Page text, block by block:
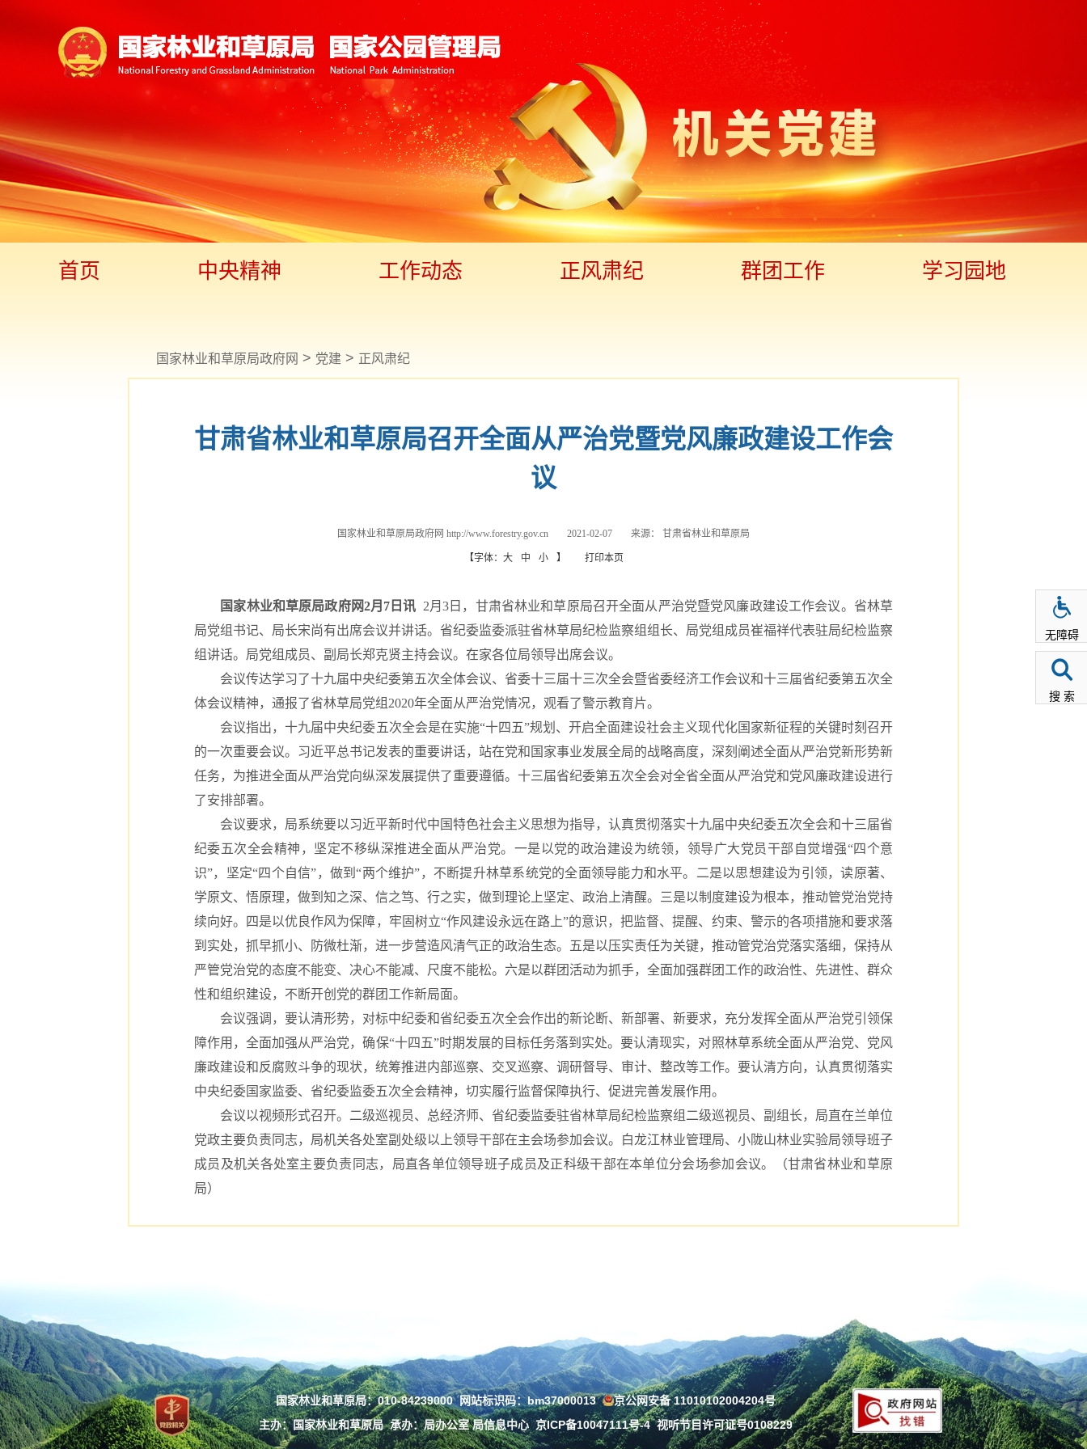
首页 中央精神 工作动态 正风肃纪 群团工作 学习园地
国家林业和草原局政府网 > 党建 > 正风肃纪
甘肃省林业和草原局召开全面从严治党暨党风廉政建设工作会
议
国家林业和草原局政府网 http://www.forestry.gov.cn 2021-02-07 来源： 甘肃省林业和草原局
【字体： 大 中 小 】 打印本页
国家林业和草原局政府网2月7日讯 2月3日，甘肃省林业和草原局召开全面从严治党暨党风廉政建设工作会议。省林草
局党组书记、局长宋尚有出席会议并讲话。省纪委监委派驻省林草局纪检监察组组长、局党组成员崔福祥代表驻局纪检监察
组讲话。局党组成员、副局长郑克贤主持会议。在家各位局领导出席会议。
会议传达学习了十九届中央纪委第五次全体会议、省委十三届十三次全会暨省委经济工作会议和十三届省纪委第五次全
体会议精神，通报了省林草局党组2020年全面从严治党情况，观看了警示教育片。
会议指出，十九届中央纪委五次全会是在实施“十四五”规划、开启全面建设社会主义现代化国家新征程的关键时刻召开
的一次重要会议。习近平总书记发表的重要讲话，站在党和国家事业发展全局的战略高度，深刻阐述全面从严治党新形势新
任务，为推进全面从严治党向纵深发展提供了重要遵循。十三届省纪委第五次全会对全省全面从严治党和党风廉政建设进行
了安排部署。
会议要求，局系统要以习近平新时代中国特色社会主义思想为指导，认真贯彻落实十九届中央纪委五次全会和十三届省
纪委五次全会精神，坚定不移纵深推进全面从严治党。一是以党的政治建设为统领，领导广大党员干部自觉增强“四个意
识”，坚定“四个自信”，做到“两个维护”，不断提升林草系统党的全面领导能力和水平。二是以思想建设为引领，读原著、
学原文、悟原理，做到知之深、信之笃、行之实，做到理论上坚定、政治上清醒。三是以制度建设为根本，推动管党治党持
续向好。四是以优良作风为保障，牢固树立“作风建设永远在路上”的意识，把监督、提醒、约束、警示的各项措施和要求落
到实处，抓早抓小、防微杜渐，进一步营造风清气正的政治生态。五是以压实责任为关键，推动管党治党落实落细，保持从
严管党治党的态度不能变、决心不能减、尺度不能松。六是以群团活动为抓手，全面加强群团工作的政治性、先进性、群众
性和组织建设，不断开创党的群团工作新局面。
会议强调，要认清形势，对标中纪委和省纪委五次全会作出的新论断、新部署、新要求，充分发挥全面从严治党引领保
障作用，全面加强从严治党，确保“十四五”时期发展的目标任务落到实处。要认清现实，对照林草系统全面从严治党、党风
廉政建设和反腐败斗争的现状，统筹推进内部巡察、交叉巡察、调研督导、审计、整改等工作。要认清方向，认真贯彻落实
中央纪委国家监委、省纪委监委五次全会精神，切实履行监督保障执行、促进完善发展作用。
会议以视频形式召开。二级巡视员、总经济师、省纪委监委驻省林草局纪检监察组二级巡视员、副组长，局直在兰单位
党政主要负责同志，局机关各处室副处级以上领导干部在主会场参加会议。白龙江林业管理局、小陇山林业实验局领导班子
成员及机关各处室主要负责同志，局直各单位领导班子成员及正科级干部在本单位分会场参加会议。（甘肃省林业和草原
局）
国家林业和草原局：010-84239000网站标识码：bm37000013
京公网安备 11010102004204号
主办：国家林业和草原局承办：局办公室 局信息中心京ICP备10047111号-4 视听节目许可证号0108229
无障碍
搜 索